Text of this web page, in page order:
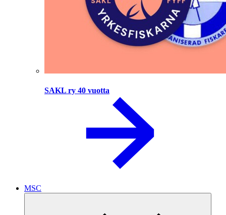
SAKL ry 40 vuotta
MSC